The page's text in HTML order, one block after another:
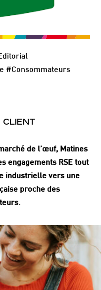
#Consommateurs
CLIENT
de l’œuf, Matines
engagements RSE tout
industrielle vers une
proche des